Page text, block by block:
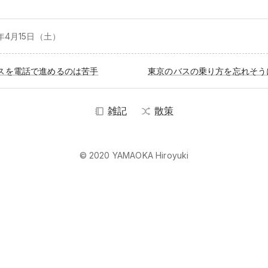
4月15日（土）
を電話で進めるのは苦手
雑記 散策
© 2020 YAMAOKA Hiroyuki